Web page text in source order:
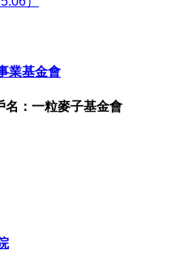
業基金會
：一粒麥子基金會